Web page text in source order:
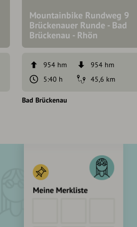
Mountainbike Rundweg 9
Brückenauer Runde - Bad
Brückenau - Rhön
954 hm
954 hm
5:40 h
45,6 km
Bad Brückenau